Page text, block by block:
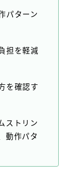
パターン
担を軽減
を確認す
ストリン
動作パタ